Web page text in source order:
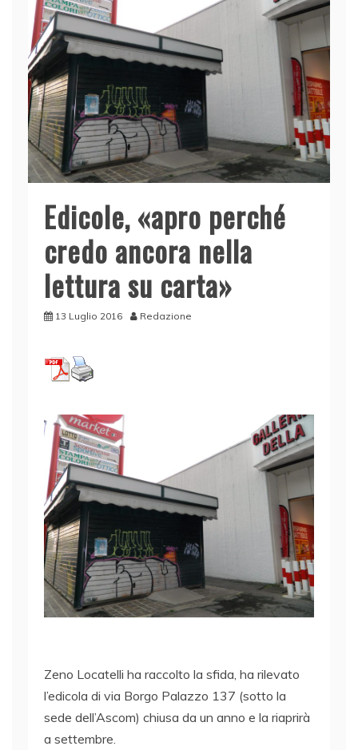
Edicole, «apro perché
credo ancora nella
lettura su carta»
13 Luglio 2016 Redazione
Zeno Locatelli ha raccolto la sfida, ha rilevato
l’edicola di via Borgo Palazzo 137 (sotto la
sede dell’Ascom) chiusa da un anno e la riaprirà
a settembre.